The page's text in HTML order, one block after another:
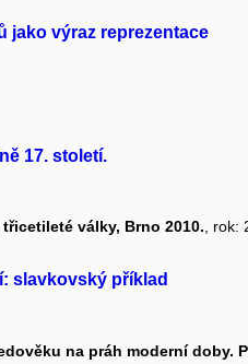
jako výraz reprezentace
17. století.
války, Brno 2010., rok:
slavkovský příklad
na práh moderní doby.